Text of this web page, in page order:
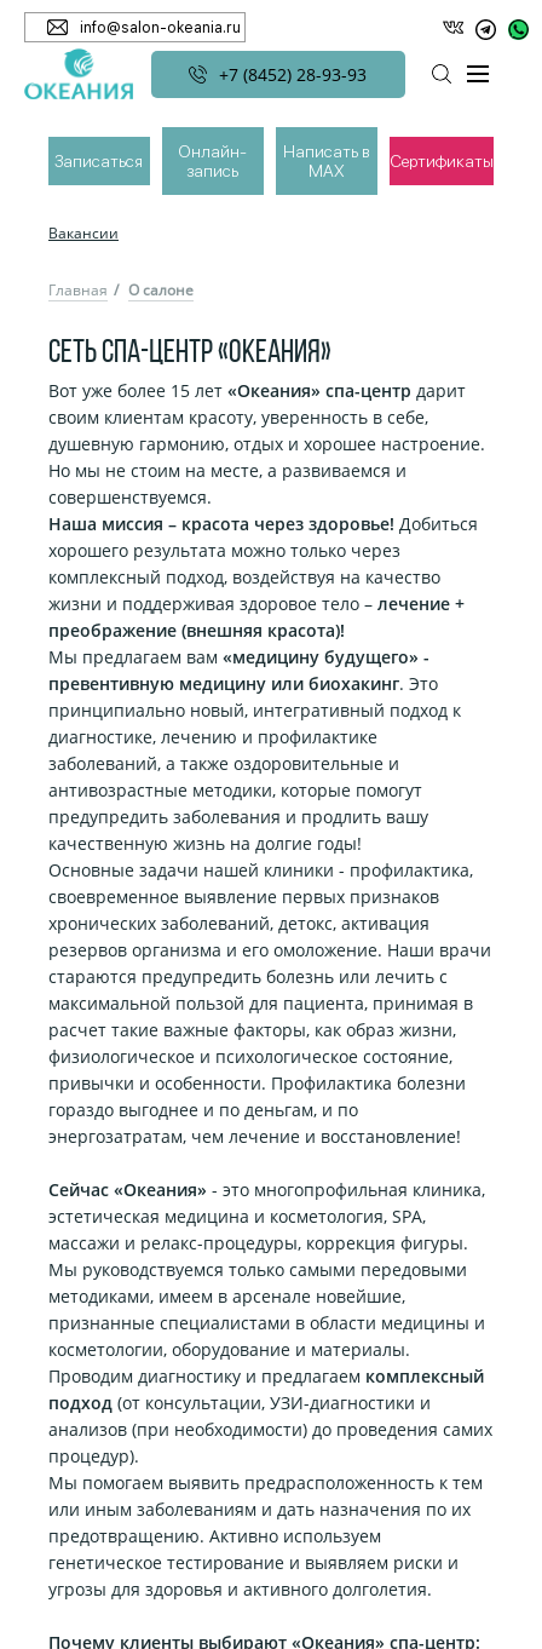
info@salon-okeania.ru
+7 (8452) 28-93-93
Записаться
Онлайн-
запись
Написать в
MAX
Сертификаты
О САЛОНЕ
Специалисты
Отзывы
Вакансии
Главная О салоне
СЕТЬ СПА-ЦЕНТР «ОКЕАНИЯ»
Вот уже более 15 лет «Океания» спа-центр дарит
своим клиентам красоту, уверенность в себе,
душевную гармонию, отдых и хорошее настроение.
Но мы не стоим на месте, а развиваемся и
совершенствуемся.
Наша миссия – красота через здоровье! Добиться
хорошего результата можно только через
комплексный подход, воздействуя на качество
жизни и поддерживая здоровое тело – лечение +
преображение (внешняя красота)!
Мы предлагаем вам «медицину будущего» -
превентивную медицину или биохакинг. Это
принципиально новый, интегративный подход к
диагностике, лечению и профилактике
заболеваний, а также оздоровительные и
антивозрастные методики, которые помогут
предупредить заболевания и продлить вашу
качественную жизнь на долгие годы!
Основные задачи нашей клиники - профилактика,
своевременное выявление первых признаков
хронических заболеваний, детокс, активация
резервов организма и его омоложение. Наши врачи
стараются предупредить болезнь или лечить с
максимальной пользой для пациента, принимая в
расчет такие важные факторы, как образ жизни,
физиологическое и психологическое состояние,
привычки и особенности. Профилактика болезни
гораздо выгоднее и по деньгам, и по
энергозатратам, чем лечение и восстановление!
Сейчас «Океания» - это многопрофильная клиника,
эстетическая медицина и косметология, SPA,
массажи и релакс-процедуры, коррекция фигуры.
Мы руководствуемся только самыми передовыми
методиками, имеем в арсенале новейшие,
признанные специалистами в области медицины и
косметологии, оборудование и материалы.
Проводим диагностику и предлагаем комплексный
подход (от консультации, УЗИ-диагностики и
анализов (при необходимости) до проведения самих
процедур).
Мы помогаем выявить предрасположенность к тем
или иным заболеваниям и дать назначения по их
предотвращению. Активно используем
генетическое тестирование и выявляем риски и
угрозы для здоровья и активного долголетия.
Почему клиенты выбирают «Океания» спа-центр: